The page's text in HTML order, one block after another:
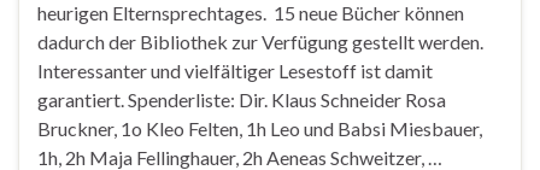
heurigen Elternsprechtages. 15 neue Bücher können
dadurch der Bibliothek zur Verfügung gestellt werden.
Interessanter und vielfältiger Lesestoff ist damit
garantiert. Spenderliste: Dir. Klaus Schneider Rosa
Bruckner, 1o Kleo Felten, 1h Leo und Babsi Miesbauer,
1h, 2h Maja Fellinghauer, 2h Aeneas Schweitzer, …